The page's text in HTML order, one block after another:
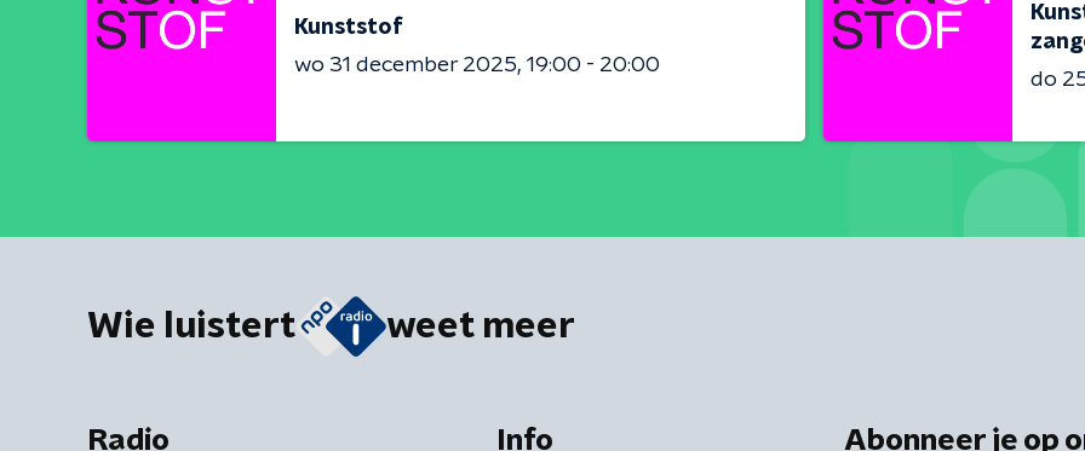
Kunststof
wo 31 december 2025 19:00 - 20:00
do
Wie luistert weet meer
Radio Info Abonneer je op